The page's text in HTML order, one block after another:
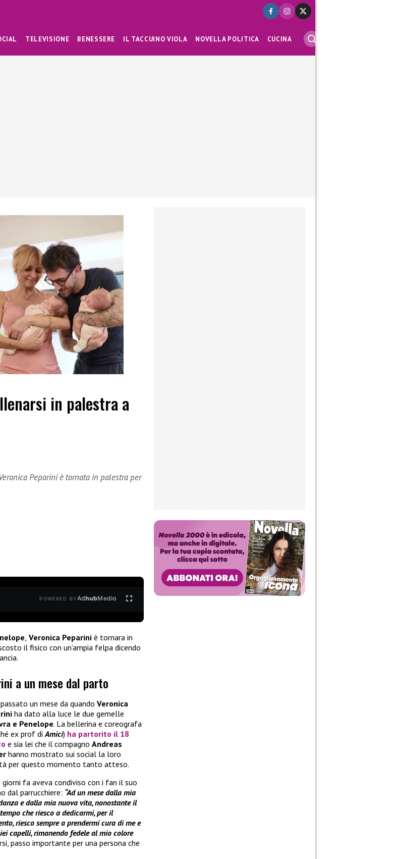
TELEVISIONE BENESSERE IL TACCUINO VIOLA NOVELLA POLITICA CUCINA
in palestra a
Peparini è tornata in palestra per
POWERED BYAdhubMedia
Veronica Peparini è tornara in
il fisico con un’ampia felpa dicendo
a un mese dal parto
un mese da quando Veronica
ha dato alla luce le due gemelle
e Penelope. La bellerina e coreografa
ex prof diAmici) ha partorito il 18
e sia lei che il compagno Andreas
hanno mostrato sui social la loro
per questo momento tanto atteso.
giorni fa aveva condiviso con i fan il suo
dal parrucchiere: “Ad un mese dalla mia
e dalla mia nuova vita, nonostante il
che riesco a dedicarmi, per il
riesco sempre a prendermi cura di me e
capelli, rimanendo fedele al mio colore
passo importante per una persona che